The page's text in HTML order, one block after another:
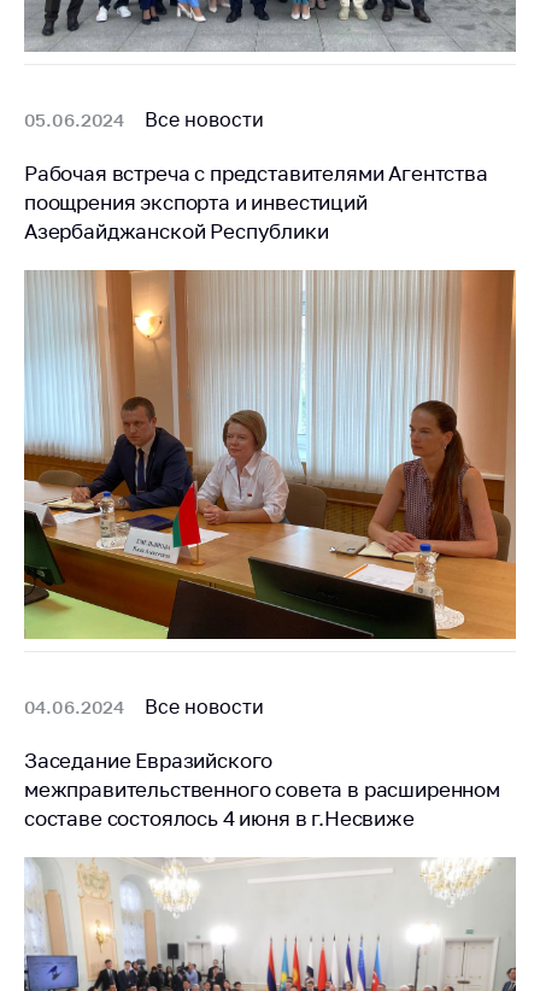
05.06.2024 Все новости
Рабочая встреча с представителями Агентства
поощрения экспорта и инвестиций
Азербайджанской Республики
04.06.2024 Все новости
Заседание Евразийского
межправительственного совета в расширенном
составе состоялось 4 июня в г.Несвиже